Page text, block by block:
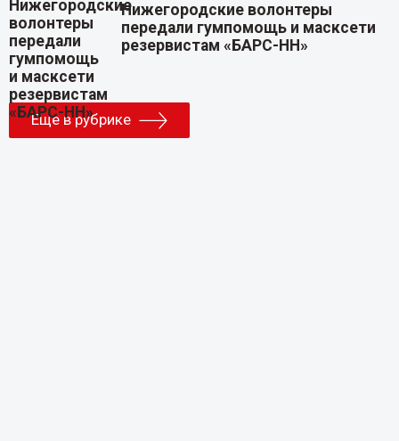
Нижегородские волонтеры
передали гумпомощь и масксети
резервистам «БАРС-НН»
Еще в рубрике